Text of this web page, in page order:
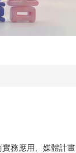
務應用、媒體計畫